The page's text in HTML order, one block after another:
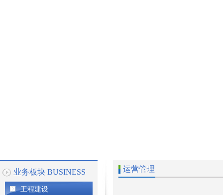
业务板块 BUSINESS
工程建设
运营管理